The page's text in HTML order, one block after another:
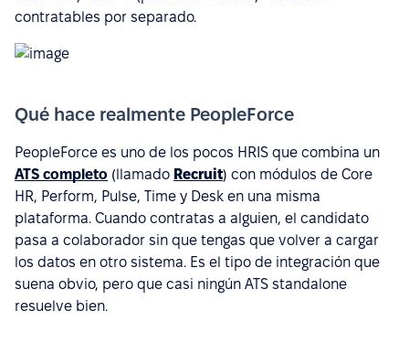
contratables por separado.
Qué hace realmente PeopleForce
PeopleForce es uno de los pocos HRIS que combina un
ATS completo (llamado Recruit) con módulos de Core
HR, Perform, Pulse, Time y Desk en una misma
plataforma. Cuando contratas a alguien, el candidato
pasa a colaborador sin que tengas que volver a cargar
los datos en otro sistema. Es el tipo de integración que
suena obvio, pero que casi ningún ATS standalone
resuelve bien.